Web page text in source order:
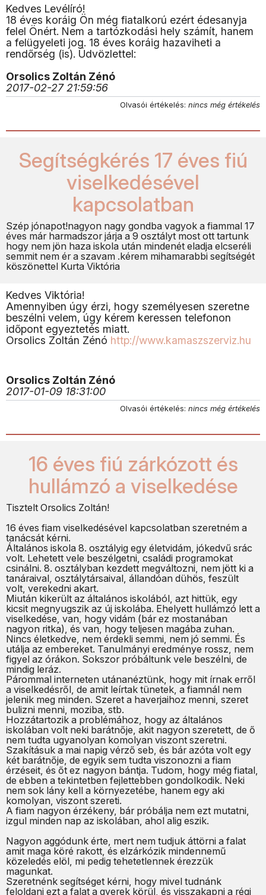
Kedves Levélíró!
18 éves koráig Ön még fiatalkorú ezért édesanyja
felel Önért. Nem a tartózkodási hely számít, hanem
a felügyeleti jog. 18 éves koráig hazaviheti a
rendőrség (is). Üdvözlettel:
Orsolics Zoltán Zénó
2017-02-27 21:59:56
Olvasói értékelés: nincs még értékelés
Segítségkérés 17 éves fiú
viselkedésével
kapcsolatban
Szép jónapot!nagyon nagy gondba vagyok a fiammal 17
éves már harmadszor járja a 9 osztályt most ott tartunk
hogy nem jön haza iskola után mindenét eladja elcseréli
semmit nem ér a szavam .kérem mihamarabbi segítségét
köszönettel Kurta Viktória
Kedves Viktória!
Amennyiben úgy érzi, hogy személyesen szeretne
beszélni velem, úgy kérem keressen telefonon
időpont egyeztetés miatt.
Orsolics Zoltán Zénó http://www.kamaszszerviz.hu
Orsolics Zoltán Zénó
2017-01-09 18:31:00
Olvasói értékelés: nincs még értékelés
16 éves fiú zárkózott és
hullámzó a viselkedése
Tisztelt Orsolics Zoltán!
16 éves fiam viselkedésével kapcsolatban szeretném a
tanácsát kérni.
Általános iskola 8. osztályig egy életvidám, jókedvű srác
volt. Lehetett vele beszélgetni, családi programokat
csinálni. 8. osztályban kezdett megváltozni, nem jött ki a
tanáraival, osztálytársaival, állandóan dühös, feszült
volt, verekedni akart.
Miután kikerült az általános iskolából, azt hittük, egy
kicsit megnyugszik az új iskolába. Ehelyett hullámzó lett a
viselkedése, van, hogy vidám (bár ez mostanában
nagyon ritka), és van, hogy teljesen magába zuhan.
Nincs életkedve, nem érdekli semmi, nem jó semmi. És
utálja az embereket. Tanulmányi eredménye rossz, nem
figyel az órákon. Sokszor próbáltunk vele beszélni, de
mindig leráz.
Párommal interneten utánanéztünk, hogy mit írnak erről
a viselkedésről, de amit leírtak tünetek, a fiamnál nem
jelenik meg minden. Szeret a haverjaihoz menni, szeret
bulizni menni, moziba, stb.
Hozzátartozik a problémához, hogy az általános
iskolában volt neki barátnője, akit nagyon szeretett, de ő
nem tudta ugyanolyan komolyan viszont szeretni.
Szakításuk a mai napig vérző seb, és bár azóta volt egy
két barátnője, de egyik sem tudta viszonozni a fiam
érzéseit, és őt ez nagyon bántja. Tudom, hogy még fiatal,
de ebben a tekintetben fejlettebben gondolkodik. Neki
nem sok lány kell a környezetébe, hanem egy aki
komolyan, viszont szereti.
A fiam nagyon érzékeny, bár próbálja nem ezt mutatni,
izgul minden nap az iskolában, ahol alig eszik.
Nagyon aggódunk érte, mert nem tudjuk áttörni a falat
amit maga köré rakott, és elzárkózik mindennemű
közeledés elöl, mi pedig tehetetlennek érezzük
magunkat.
Szeretnénk segítséget kérni, hogy mivel tudnánk
feloldani ezt a falat a gyerek körül, és visszakapni a régi